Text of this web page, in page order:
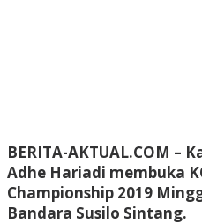
BERITA-AKTUAL.COM –
Adhe Hariadi membuka
Championship 2019
Bandara Susilo Sintang.